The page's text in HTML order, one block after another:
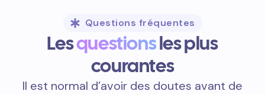
Questions fréquentes
Lesquestionsles plus
courantes
Il est normal d’avoir des doutes avant de